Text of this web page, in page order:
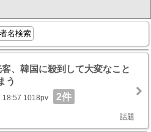
名検索
、韓国に殺到して大変なこと
う
18:57 1018pv 2件
話題